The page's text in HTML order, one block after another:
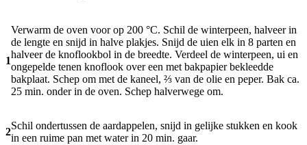
1
Verwarm de oven voor op 200 °C. Schil de winterpeen, halveer in
de lengte en snijd in halve plakjes. Snijd de uien elk in 8 parten en
halveer de knoflookbol in de breedte. Verdeel de winterpeen, ui en
ongepelde tenen knoflook over een met bakpapier bekleedde
bakplaat. Schep om met de kaneel, ⅔ van de olie en peper. Bak ca.
25 min. onder in de oven. Schep halverwege om.
2
Schil ondertussen de aardappelen, snijd in gelijke stukken en kook
in een ruime pan met water in 20 min. gaar.